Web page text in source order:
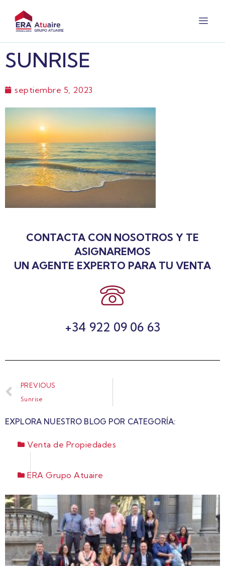
SUNRISE
septiembre 5, 2023
CONTACTA CON NOSOTROS Y TE
ASIGNAREMOS
UN AGENTE EXPERTO PARA TU VENTA
+34 922 09 06 63
PREVIOUS
Sunrise
EXPLORA NUESTRO BLOG POR CATEGORÍA:
Venta de Propiedades
ERA Grupo Atuaire